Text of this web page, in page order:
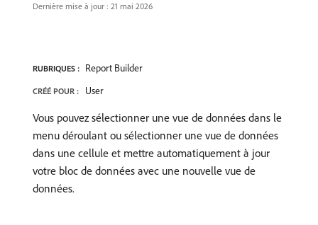
Dernière mise à jour : 21 mai 2026
RUBRIQUES : Report Builder
CRÉÉ POUR : User
Vous pouvez sélectionner une vue de données dans le
menu déroulant ou sélectionner une vue de données
dans une cellule et mettre automatiquement à jour
votre bloc de données avec une nouvelle vue de
données.